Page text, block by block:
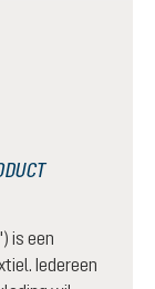
is een
Iedereen